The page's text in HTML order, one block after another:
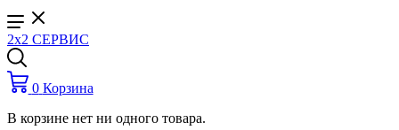
2x2 СЕРВИС
0 Корзина
В корзине нет ни одного товара.